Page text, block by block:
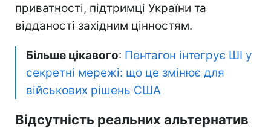
приватності, підтримці України та
відданості західним цінностям.
Більше цікавого: Пентагон інтегрує ШІ у
секретні мережі: що це змінює для
військових рішень США
Відсутність реальних альтернатив